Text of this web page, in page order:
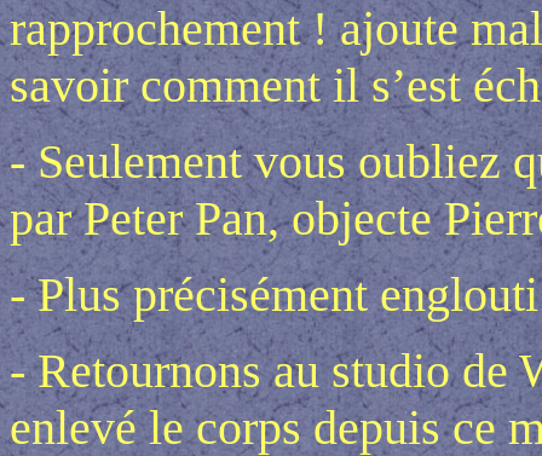
rapprochement ! ajoute
savoir comment il s’est
- Seulement vous oubliez
par Peter Pan, objecte
- Plus précisément
- Retournons au studio de
enlevé le corps depuis ce